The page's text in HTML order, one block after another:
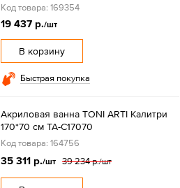
Код товара: 169354
19 437 р./шт
В корзину
Быстрая покупка
Акриловая ванна TONI ARTI Калитри
170*70 см TA-C17070
Код товара: 164756
35 311 р./шт 39 234 р./шт